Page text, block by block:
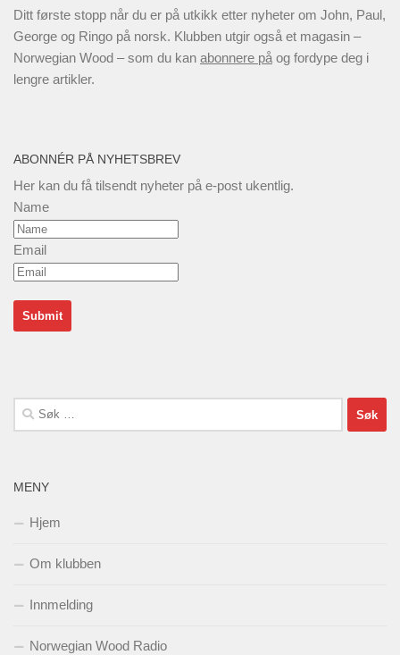
Ditt første stopp når du er på utkikk etter nyheter om John, Paul,
George og Ringo på norsk. Klubben utgir også et magasin –
Norwegian Wood – som du kan abonnere på og fordype deg i
lengre artikler.
ABONNÉR PÅ NYHETSBREV
Her kan du få tilsendt nyheter på e-post ukentlig.
Name
Email
Søk
etter:
MENY
Hjem
Om klubben
Innmelding
Norwegian Wood Radio